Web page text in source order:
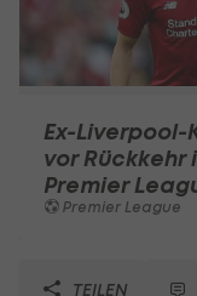
Ex-
vor Rückkehr
Premier
Premier League
TEILEN